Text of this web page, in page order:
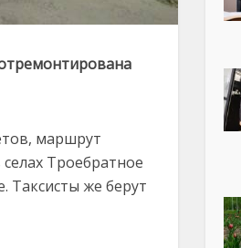
маршрут
Троебратное
Таксисты же берут